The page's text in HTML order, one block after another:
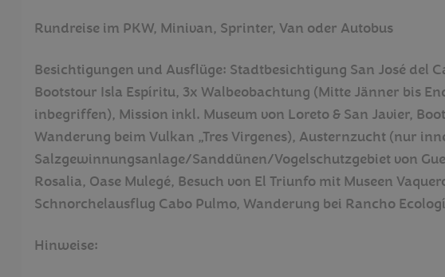
Rundreise im PKW, Minivan, Sprinter, Van oder Autobus
Besichtigungen und Ausflüge: Stadtbesichtigung San José del
Bootstour Isla Espíritu, 3x Walbeobachtung (Mitte Jänner bis
inbegriffen), Mission inkl. Museum von Loreto & San Javier,
Wanderung beim Vulkan „Tres Virgenes), Austernzucht (nur
Salzgewinnungsanlage/Sanddünen/Vogelschutzgebiet von
Rosalia, Oase Mulegé, Besuch von El Triunfo mit Museen
Schnorchelausflug Cabo Pulmo, Wanderung bei Rancho
Hinweise: